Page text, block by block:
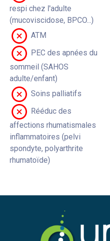
respi chez l'adulte
(mucoviscidose, BPCO...)
ATM
PEC des apnées du
sommeil (SAHOS
adulte/enfant)
Soins palliatifs
Rééduc des
affections rhumatismales
inflammatoires (pelvi
spondyte, polyarthrite
rhumatoïde)